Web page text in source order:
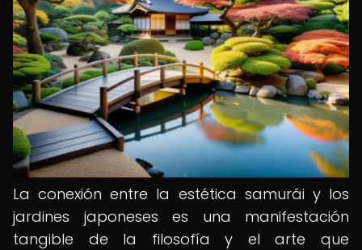
La conexión entre la estética samurái y los
jardines japoneses es una manifestación
tangible de la filosofía y el arte que